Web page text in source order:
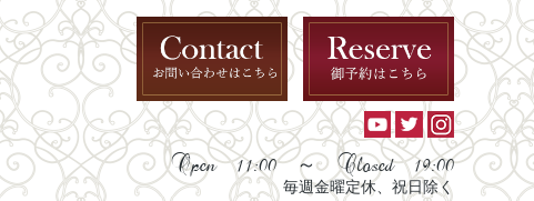
Open 11:00 ～ Closed 19:00
毎週金曜定休、祝日除く